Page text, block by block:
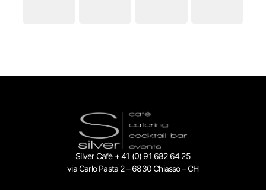
Silver Cafè + 41 (0) 91 682 64 25
via Carlo Pasta 2 – 6830 Chiasso – CH